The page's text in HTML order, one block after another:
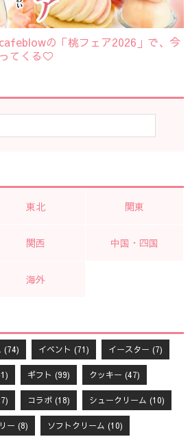
の「桃フェア2026」で、今
てくる♡
東北 関東
関西 中国・四国
海外
(74) イベント (71) イースター (7)
ギフト (99) クッキー (47)
コラボ(18) シュークリーム (10)
ー (8) ソフトクリーム (10)